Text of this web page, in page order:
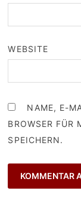
WEBSITE
NAME, E-
BROWSER FÜR
SPEICHERN.